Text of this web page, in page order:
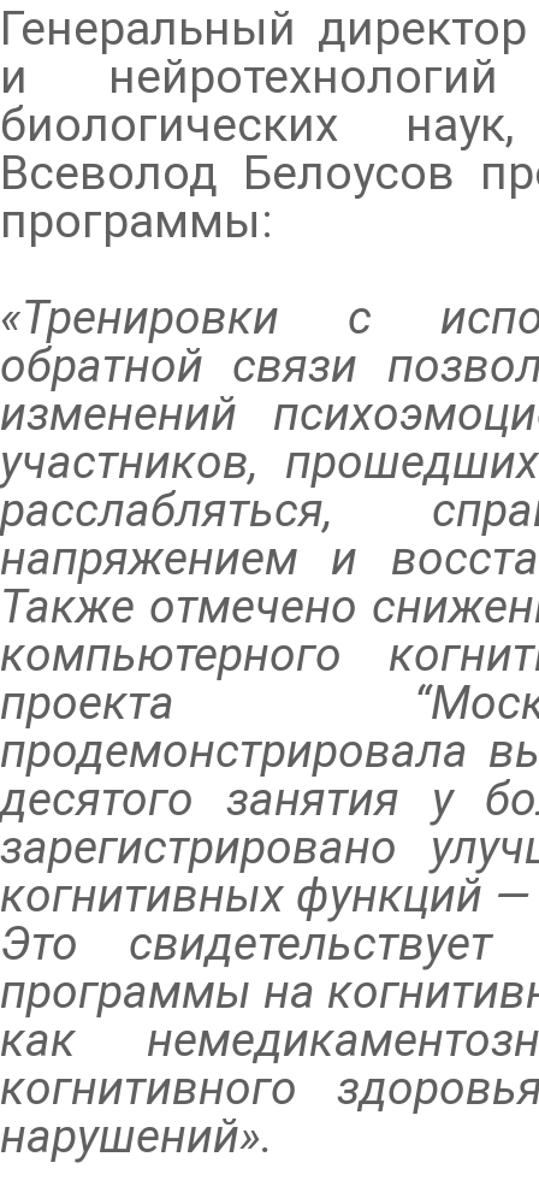
Генеральный
и
биологических
Всеволод Белоусов
программы:
«Тренировки с
обратной связи
изменений
участников,
расслабляться,
напряжением и
Также отмечено
компьютерного
проекта
продемонстрировала
десятого занятия у
зарегистрировано
когнитивных функций
Это
программы на
как
когнитивного
нарушений».